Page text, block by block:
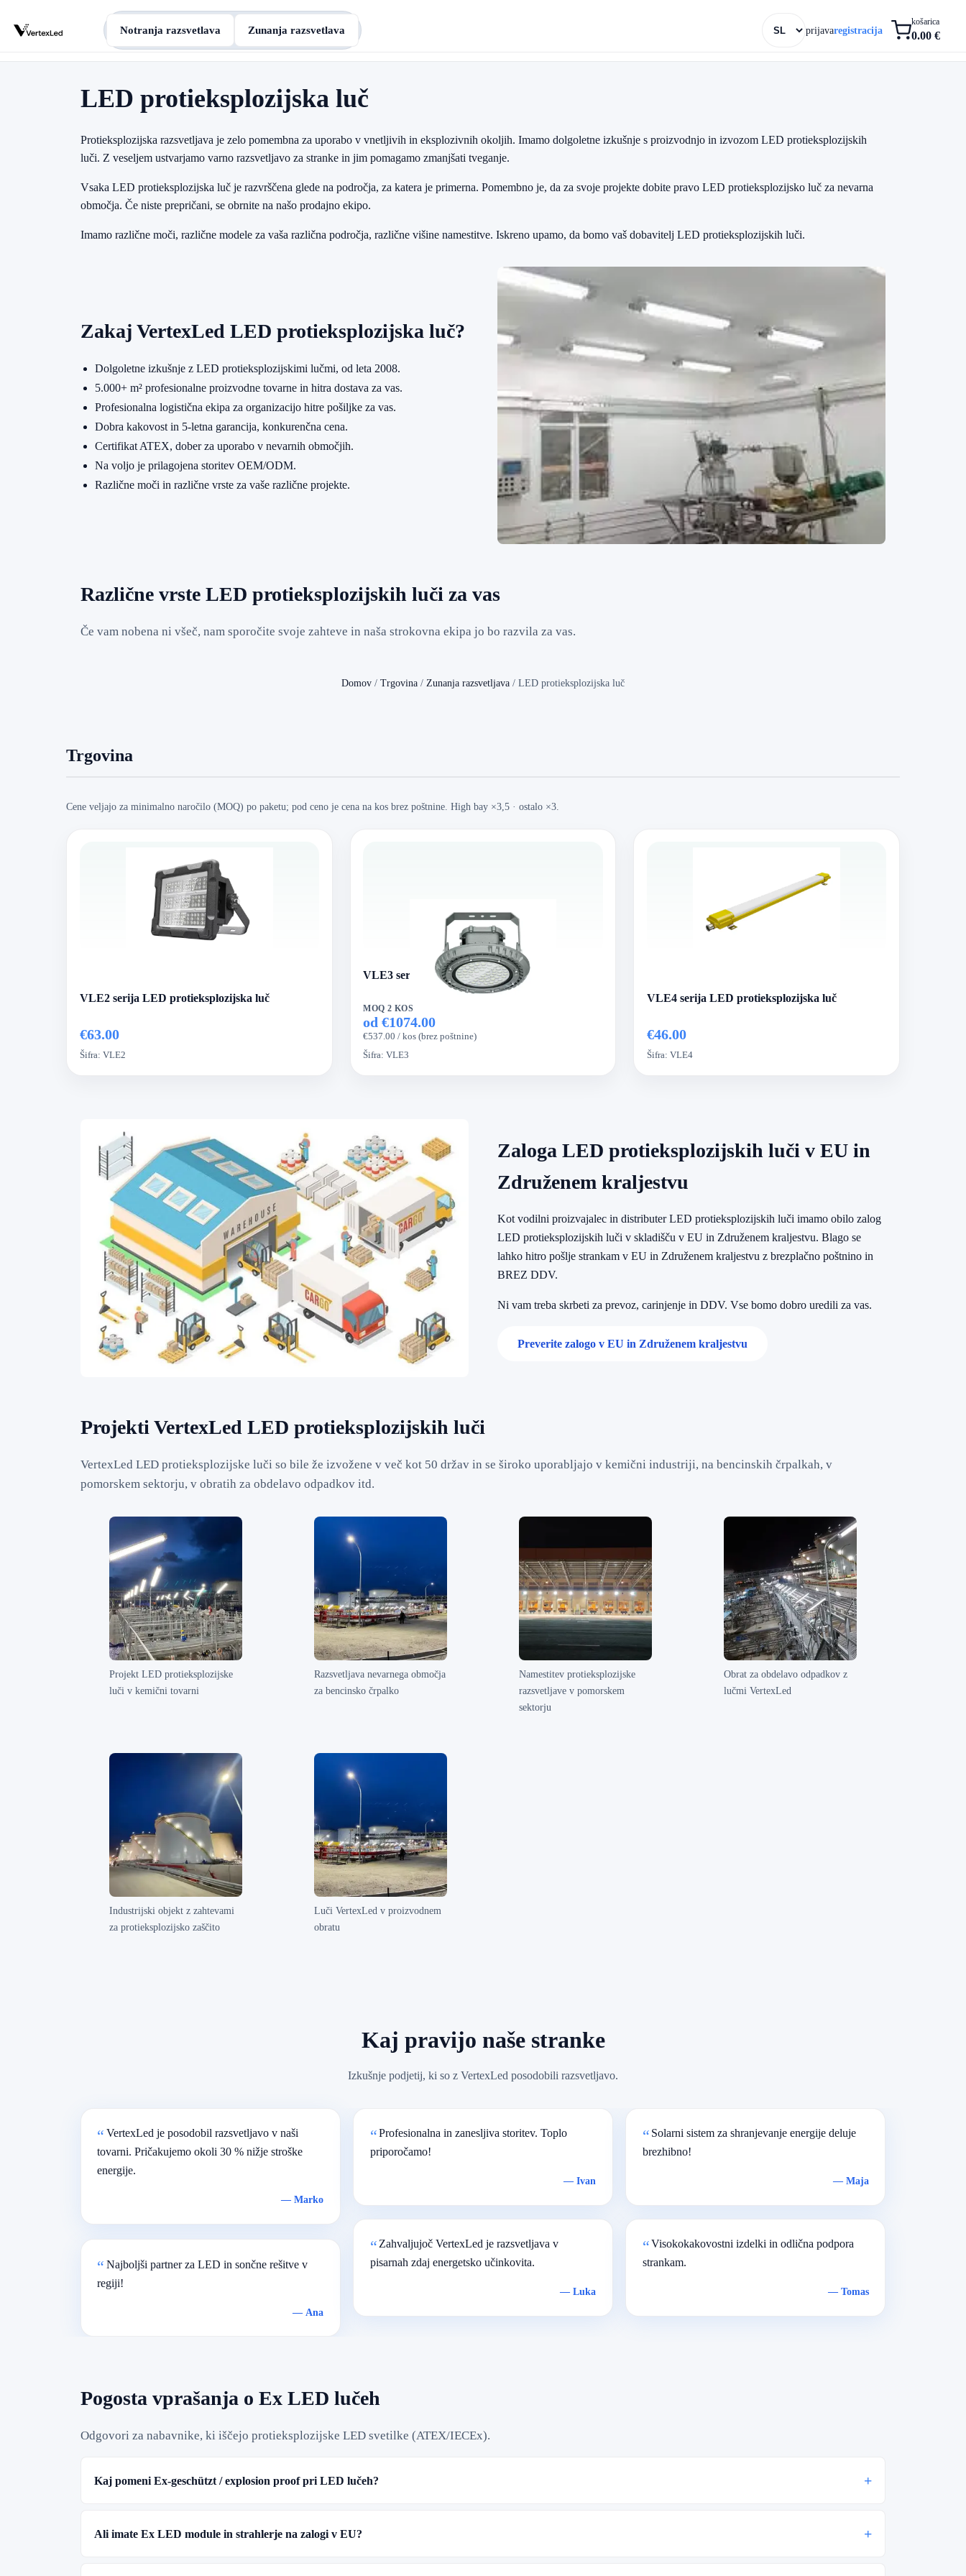
Notranja razsvetlava Zunanja razsvetlava prijavaregistracija
košarica
0.00 €
LED protieksplozijska luč
Protieksplozijska razsvetljava je zelo pomembna za uporabo v vnetljivih in eksplozivnih okoljih. Imamo dolgoletne izkušnje s proizvodnjo in izvozom LED protieksplozijskih
luči. Z veseljem ustvarjamo varno razsvetljavo za stranke in jim pomagamo zmanjšati tveganje.
Vsaka LED protieksplozijska luč je razvrščena glede na področja, za katera je primerna. Pomembno je, da za svoje projekte dobite pravo LED protieksplozijsko luč za nevarna
območja. Če niste prepričani, se obrnite na našo prodajno ekipo.
Imamo različne moči, različne modele za vaša različna področja, različne višine namestitve. Iskreno upamo, da bomo vaš dobavitelj LED protieksplozijskih luči.
Zakaj VertexLed LED protieksplozijska luč?
Dolgoletne izkušnje z LED protieksplozijskimi lučmi, od leta 2008.
5.000+ m² profesionalne proizvodne tovarne in hitra dostava za vas.
Profesionalna logistična ekipa za organizacijo hitre pošiljke za vas.
Dobra kakovost in 5-letna garancija, konkurenčna cena.
Certifikat ATEX, dober za uporabo v nevarnih območjih.
Na voljo je prilagojena storitev OEM/ODM.
Različne moči in različne vrste za vaše različne projekte.
Različne vrste LED protieksplozijskih luči za vas
Če vam nobena ni všeč, nam sporočite svoje zahteve in naša strokovna ekipa jo bo razvila za vas.
Domov / Trgovina / Zunanja razsvetljava / LED protieksplozijska luč
Trgovina
Cene veljajo za minimalno naročilo (MOQ) po paketu; pod ceno je cena na kos brez poštnine. High bay ×3,5 · ostalo ×3.
VLE2 serija LED protieksplozijska luč
€63.00
Šifra: VLE2
VLE3 serija LED protieksplozijska luč
MOQ 2 KOS
od €1074.00
€537.00 / kos (brez poštnine)
Šifra:VLE3
VLE4 serija LED protieksplozijska luč
€46.00
Šifra: VLE4
Zaloga LED protieksplozijskih luči v EU in
Združenem kraljestvu
Kot vodilni proizvajalec in distributer LED protieksplozijskih luči imamo obilo zalog
LED protieksplozijskih luči v skladišču v EU in Združenem kraljestvu. Blago se
lahko hitro pošlje strankam v EU in Združenem kraljestvu z brezplačno poštnino in
BREZ DDV.
Ni vam treba skrbeti za prevoz, carinjenje in DDV. Vse bomo dobro uredili za vas.
Preverite zalogo v EU in Združenem kraljestvu
Projekti VertexLed LED protieksplozijskih luči
VertexLed LED protieksplozijske luči so bile že izvožene v več kot 50 držav in se široko uporabljajo v kemični industriji, na bencinskih črpalkah, v
pomorskem sektorju, v obratih za obdelavo odpadkov itd.
Projekt LED protieksplozijske
luči v kemični tovarni
Razsvetljava nevarnega območja
za bencinsko črpalko
Namestitev protieksplozijske
razsvetljave v pomorskem
sektorju
Obrat za obdelavo odpadkov z
lučmi VertexLed
Industrijski objekt z zahtevami
za protieksplozijsko zaščito
Luči VertexLed v proizvodnem
obratu
Kaj pravijo naše stranke
Izkušnje podjetij, ki so z VertexLed posodobili razsvetljavo.
VertexLed je posodobil razsvetljavo v naši
tovarni. Pričakujemo okoli 30 % nižje stroške
energije.
—Marko
Najboljši partner za LED in sončne rešitve v
regiji!
— Ana
Profesionalna in zanesljiva storitev. Toplo
priporočamo!
—Ivan
Zahvaljujoč VertexLed je razsvetljava v
pisarnah zdaj energetsko učinkovita.
—Luka
Solarni sistem za shranjevanje energije deluje
brezhibno!
— Maja
Visokokakovostni izdelki in odlična podpora
strankam.
— Tomas
Pogosta vprašanja o Ex LED lučeh
Odgovori za nabavnike, ki iščejo protieksplozijske LED svetilke (ATEX/IECEx).
Kaj pomeni Ex-geschützt / explosion proof pri LED lučeh? +
Ali imate Ex LED module in strahlerje na zalogi v EU? +